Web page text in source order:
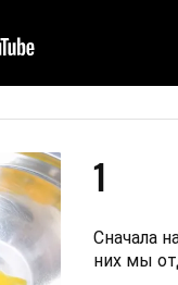
1
Сначала
них мы